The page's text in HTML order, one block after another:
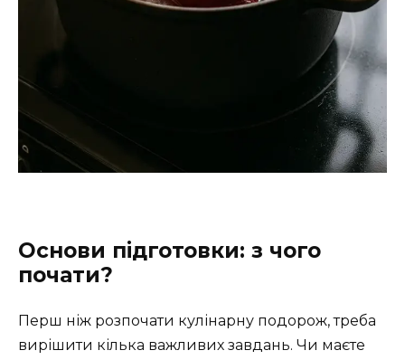
Основи підготовки: з чого
почати?
Перш ніж розпочати кулінарну подорож, треба
вирішити кілька важливих завдань. Чи маєте